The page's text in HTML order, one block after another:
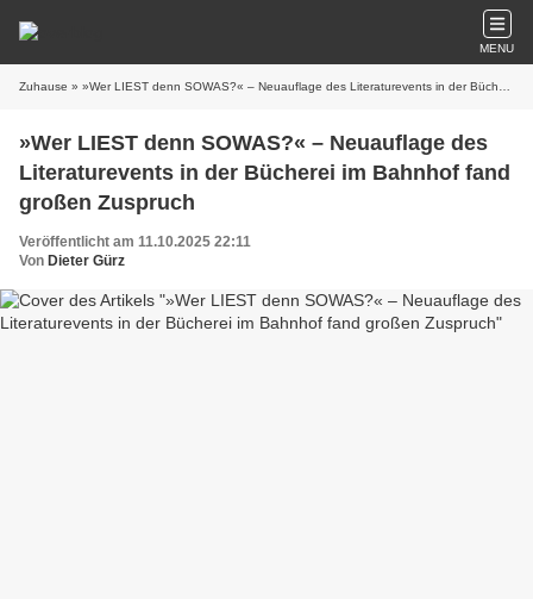
MENU
Zuhause » »Wer LIEST denn SOWAS?« – Neuauflage des Literaturevents in der Bücherei im Bahnhof fand großen Zuspruch
»Wer LIEST denn SOWAS?« – Neuauflage des
Literaturevents in der Bücherei im Bahnhof fand
großen Zuspruch
Veröffentlicht am 11.10.2025 22:11
Von Dieter Gürz